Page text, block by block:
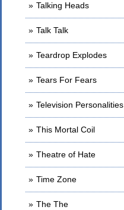
Talking Heads
Talk Talk
Teardrop Explodes
Tears For Fears
Television Personalities
This Mortal Coil
Theatre of Hate
Time Zone
The The